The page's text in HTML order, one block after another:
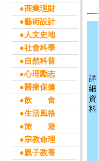
●商業理財
●藝術設計
●人文史地
●社會科學
●自然科普
●心理勵志
●醫療保健
●飲 食
●生活風格
●旅 遊
●宗教命理
●親子教養
詳
細
資
料